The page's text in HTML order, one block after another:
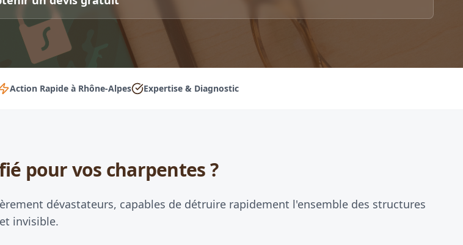
Action Rapide à Rhône-Alpes Expertise & Diagnostic
pour vos charpentes ?
dévastateurs, capables de détruire rapidement l'ensemble des structures
invisible.